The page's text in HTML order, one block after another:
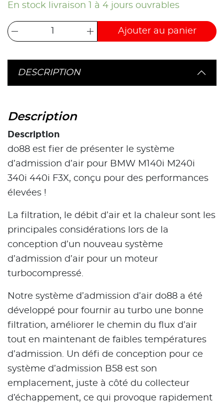
En stock livraison 1 à 4 jours ouvrables
Ajouter au panier
DESCRIPTION
Description
Description
do88 est fier de présenter le système
d’admission d’air pour BMW M140i M240i
340i 440i F3X, conçu pour des performances
élevées !
La filtration, le débit d’air et la chaleur sont les
principales considérations lors de la
conception d’un nouveau système
d’admission d’air pour un moteur
turbocompressé.
Notre système d’admission d’air do88 a été
développé pour fournir au turbo une bonne
filtration, améliorer le chemin du flux d’air
tout en maintenant de faibles températures
d’admission. Un défi de conception pour ce
système d’admission B58 est son
emplacement, juste à côté du collecteur
d’échappement, ce qui provoque rapidement